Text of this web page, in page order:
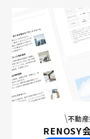
不動
RENOSY